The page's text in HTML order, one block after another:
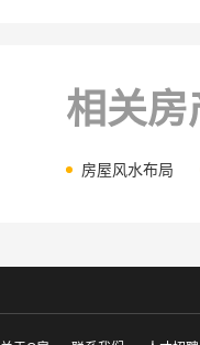
相关
房屋风水布局